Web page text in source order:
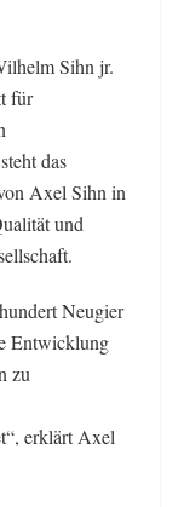
Sihn jr.
für
das
Axel Sihn in
und
Neugier
Entwicklung
zu
erklärt Axel